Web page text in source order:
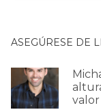
ASEGÚRESE DE